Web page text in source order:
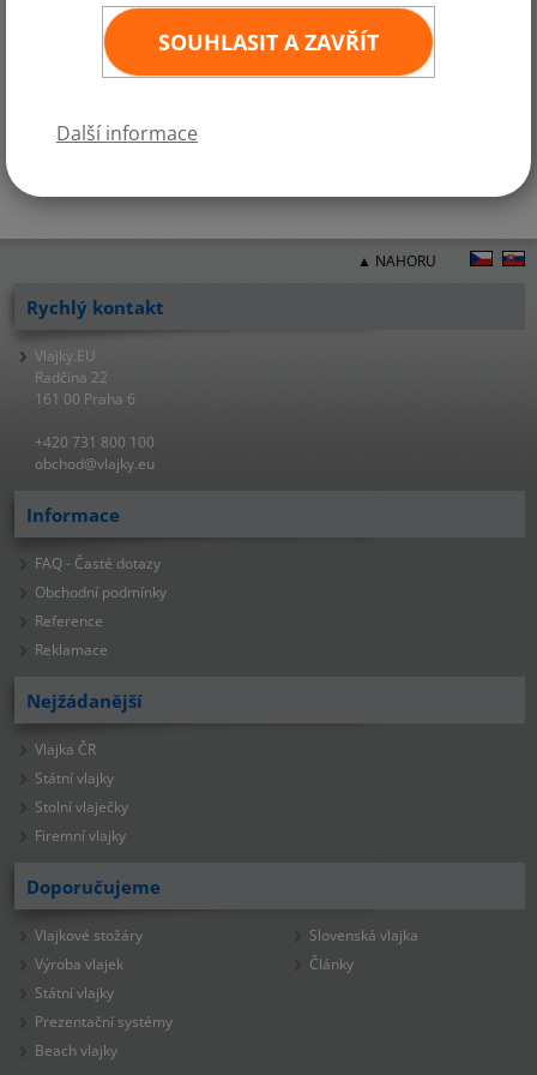
SOUHLASIT A ZAVŘÍT
Další informace
Na zakázku zhotovíme jakoukoliv firemní vlajku nebo vlajku kterékoliv
exotické země. Pokud tedy máte zájem o jiný rozměr státní vlajky, nebo
o vlajku, která není součástí naší běžné nabídky, neváhejte a požádejte
▲ NAHORU
Rychlý kontakt
Vlajky.EU
Radčina 22
161 00 Praha 6
+420 731 800 100
obchod@vlajky.eu
Informace
FAQ - Časté dotazy
Obchodní podmínky
Reference
Reklamace
Nejžádanější
Vlajka ČR
Státní vlajky
Stolní vlaječky
Firemní vlajky
Doporučujeme
Vlajkové stožáry
Výroba vlajek
Státní vlajky
Prezentační systémy
Beach vlajky
Slovenská vlajka
Články